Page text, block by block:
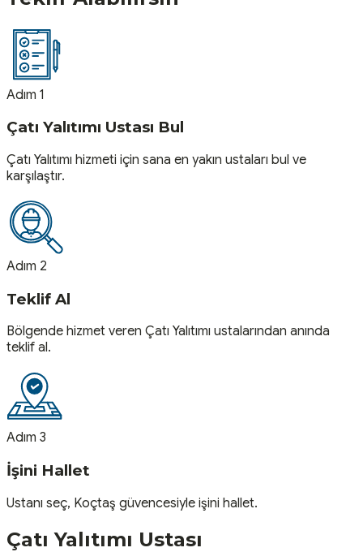
Adım 1
Çatı Yalıtımı Ustası Bul
Çatı Yalıtımı hizmeti için sana en yakın ustaları bul ve
karşılaştır.
Adım 2
Teklif Al
Bölgende hizmet veren Çatı Yalıtımı ustalarından anında
teklif al.
Adım 3
İşini Hallet
Ustanı seç, Koçtaş güvencesiyle işini hallet.
Çatı Yalıtımı Ustası